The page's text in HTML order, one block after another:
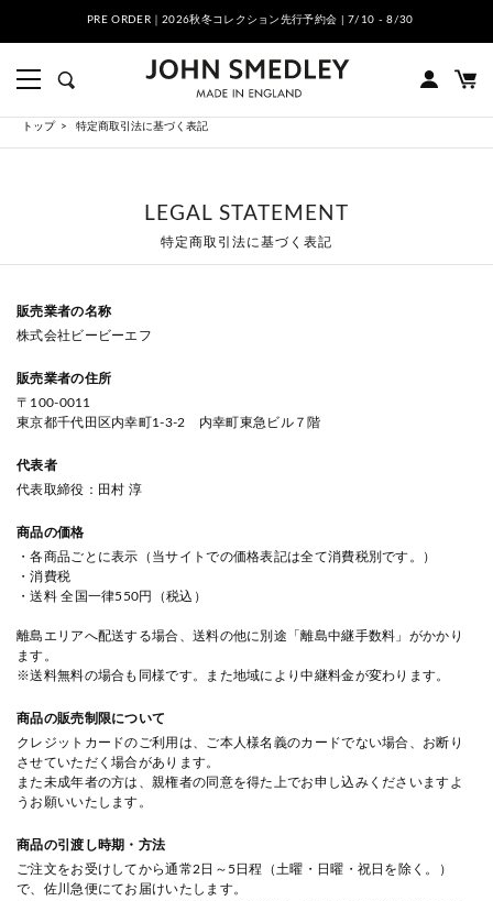
PRE ORDER｜2026秋冬コレクション先行予約会 | 7/10 - 8/30
トップ 特定商取引法に基づく表記
LEGAL STATEMENT
特定商取引法に基づく表記
販売業者の名称
株式会社ビービーエフ
販売業者の住所
〒100-0011
東京都千代田区内幸町1-3-2 内幸町東急ビル７階
代表者
代表取締役：田村 淳
商品の価格
・各商品ごとに表示（当サイトでの価格表記は全て消費税別です。）
・消費税
・送料 全国一律550円（税込）
離島エリアへ配送する場合、送料の他に別途「離島中継手数料」がかかり
ます。
※送料無料の場合も同様です。また地域により中継料金が変わります。
商品の販売制限について
クレジットカードのご利用は、ご本人様名義のカードでない場合、お断り
させていただく場合があります。
また未成年者の方は、親権者の同意を得た上でお申し込みくださいますよ
うお願いいたします。
商品の引渡し時期・方法
ご注文をお受けしてから通常2日～5日程（土曜・日曜・祝日を除く。）
で、佐川急便にてお届けいたします。